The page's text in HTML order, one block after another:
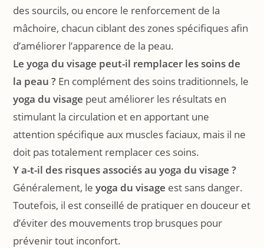
des sourcils, ou encore le renforcement de la
mâchoire, chacun ciblant des zones spécifiques afin
d’améliorer l’apparence de la peau.
Le yoga du visage peut-il remplacer les soins de
la peau ? En complément des soins traditionnels, le
yoga du visage peut améliorer les résultats en
stimulant la circulation et en apportant une
attention spécifique aux muscles faciaux, mais il ne
doit pas totalement remplacer ces soins.
Y a-t-il des risques associés au yoga du visage ?
Généralement, leyoga du visage est sans danger.
Toutefois, il est conseillé de pratiquer en douceur et
d’éviter des mouvements trop brusques pour
prévenir tout inconfort.